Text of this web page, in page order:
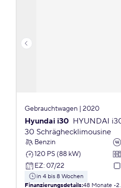
Gebrauchtwagen | 2020
Hyundai i30 HYUNDAI
30 Schräghecklimousine
Benzin
120 PS (88 kW)
EZ: 07/22
in 4 bis 8 Wochen
Finanzierungsdetails:48 Monate